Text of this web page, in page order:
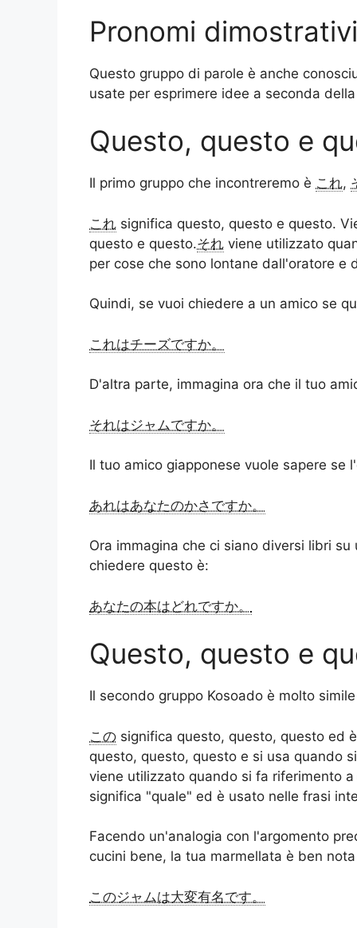
Pronomi
Questo gruppo di parole è anche
usate per esprimere idee a seconda
Questo, questo e
Il primo gruppo che incontreremo è これ,
これ significa questo, questo e questo.
questo e questo.それ viene utilizzato
per cose che sono lontane dall'oratore e
Quindi, se vuoi chiedere a un amico se
これはチーズですか。
D'altra parte, immagina ora che il tuo
それはジャムですか。
Il tuo amico giapponese vuole sapere
あれはあなたのかさですか。
Ora immagina che ci siano diversi libri
chiedere questo è:
あなたの本はどれですか。
Questo, questo e
Il secondo gruppo Kosoado è molto
この significa questo, questo, questo ed
questo, questo, questo e si usa quando
viene utilizzato quando si fa riferimento
significa "quale" ed è usato nelle frasi
Facendo un'analogia con l'argomento
cucini bene, la tua marmellata è ben
このジャムは大変有名です。